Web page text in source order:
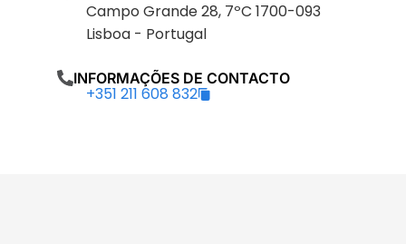
Campo Grande 28, 7ºC 1700-093
Lisboa - Portugal
INFORMAÇÕES DE CONTACTO
+351 211 608 832